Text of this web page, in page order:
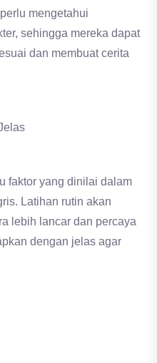
mengetahui
sehingga mereka dapat
dan membuat cerita
faktor yang dinilai dalam
Latihan rutin akan
lebih lancar dan percaya
dengan jelas agar